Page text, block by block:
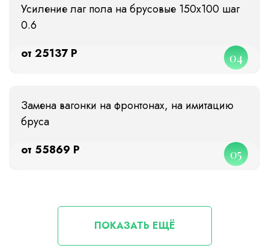
Усиление лаг пола на брусовые 150х100 шаг
0.6
от 25137 Р
04
Замена вагонки на фронтонах, на имитацию
бруса
от 55869 Р
05
ПОКАЗАТЬ ЕЩЁ